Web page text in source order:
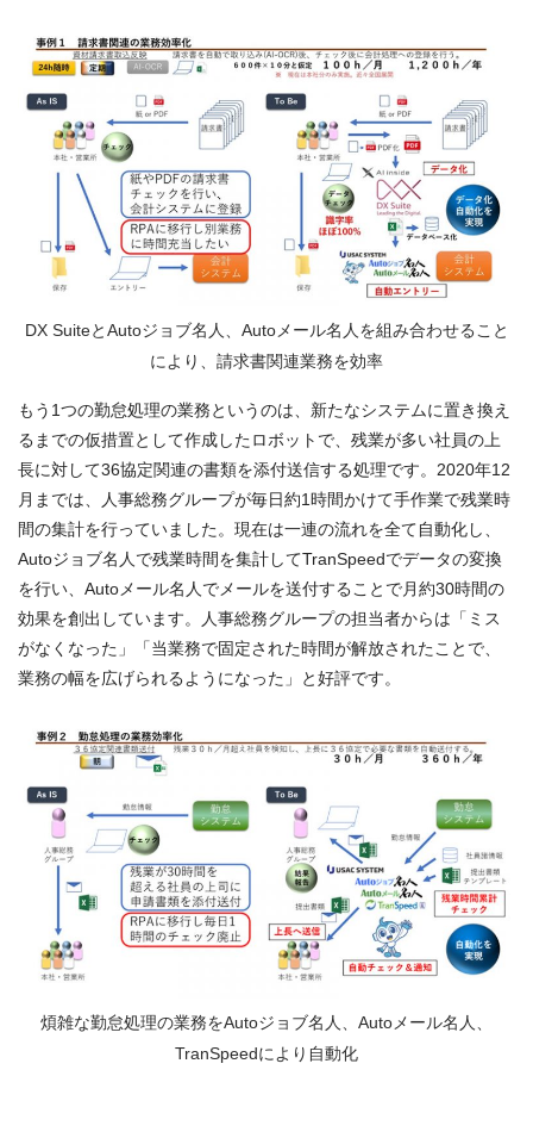
DX SuiteとAutoジョブ名人、Autoメール名人を組み合わせること
により、請求書関連業務を効率
もう1つの勤怠処理の業務というのは、新たなシステムに置き換え
るまでの仮措置として作成したロボットで、残業が多い社員の上
長に対して36協定関連の書類を添付送信する処理です。2020年12
月までは、人事総務グループが毎日約1時間かけて手作業で残業時
間の集計を行っていました。現在は一連の流れを全て自動化し、
Autoジョブ名人で残業時間を集計してTranSpeedでデータの変換
を行い、Autoメール名人でメールを送付することで月約30時間の
効果を創出しています。人事総務グループの担当者からは「ミス
がなくなった」「当業務で固定された時間が解放されたことで、
業務の幅を広げられるようになった」と好評です。
煩雑な勤怠処理の業務をAutoジョブ名人、Autoメール名人、
TranSpeedにより自動化